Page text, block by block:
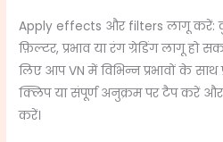
Apply effects और filters लागू करें:
फ़िल्टर, प्रभाव या रंग ग्रेडिंग लागू हो
लिए आप VN में विभिन्न प्रभावों के
क्लिप या संपूर्ण अनुक्रम पर टैप करें
करें।